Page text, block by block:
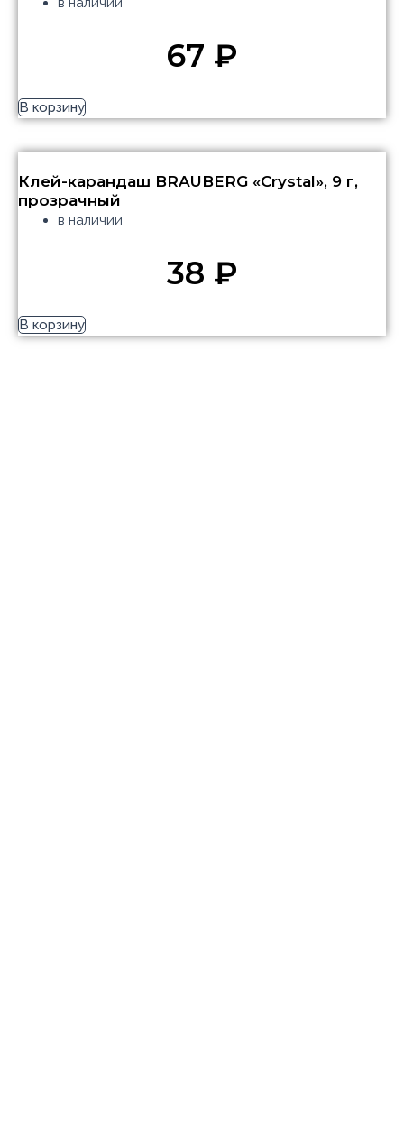
67 ₽
В корзину
Клей-карандаш BRAUBERG «Crystal», 9 г,
прозрачный
в наличии
38 ₽
В корзину